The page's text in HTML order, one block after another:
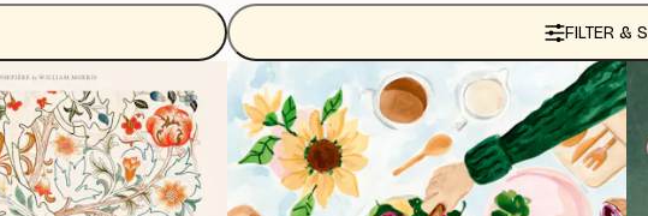
FILTER &